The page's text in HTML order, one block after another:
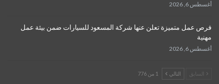
أغسطس 6, 2026
فرص عمل متميزة تعلن عنها شركة المسعود للسيارات ضمن بيئة عمل
مهنية
أغسطس 6, 2026
السابق التالي 1 من 776